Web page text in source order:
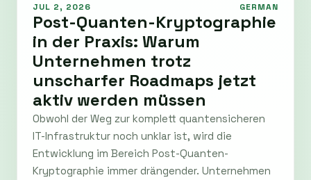
JUL 2, 2026 GERMAN
Post-Quanten-Kryptographie
in der Praxis: Warum
Unternehmen trotz
unscharfer Roadmaps jetzt
aktiv werden müssen
Obwohl der Weg zur komplett quantensicheren
IT-Infrastruktur noch unklar ist, wird die
Entwicklung im Bereich Post-Quanten-
Kryptographie immer drängender. Unternehmen